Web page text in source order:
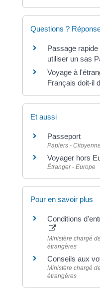
Questions ?
Passage
utiliser un sas
Voyage à
Français doit-il
Et aussi
Passeport
Papiers -
Voyager hors
Étranger - Europe
Pour en savoir plus
Conditions
Ministère chargé
étrangères
Conseils aux
Ministère chargé
étrangères